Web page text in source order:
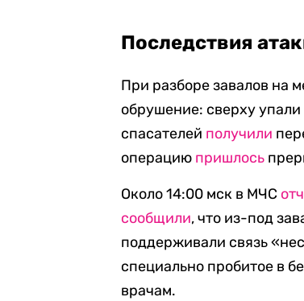
Последствия
При разборе завалов на
обрушение: сверху
спасателей получили
операцию пришлось
Около 14:00 мск в МЧС
сообщили, что из-под
поддерживали связь
специально пробитое в
врачам.